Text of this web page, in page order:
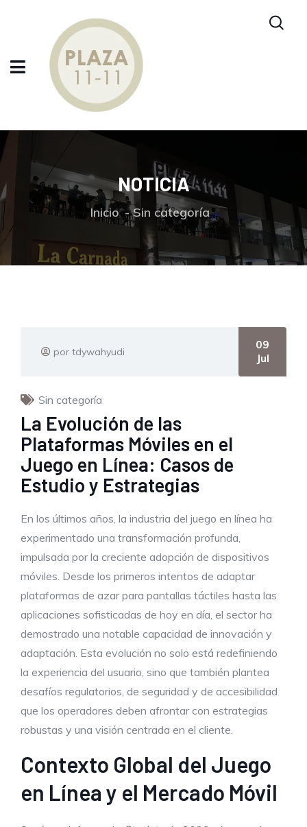
NOTICIA
Inicio Sin categoría
por tdywahyudi
09
Jul
Sin categoría
La Evolución de las
Plataformas Móviles en el
Juego en Línea: Casos de
Estudio y Estrategias
En los últimos años, la industria del juego en línea ha
experimentado una transformación profunda,
impulsada por la creciente adopción de dispositivos
móviles. Desde los primeros intentos de adaptar
plataformas de azar para pantallas táctiles hasta las
aplicaciones sofisticadas de hoy en día, el sector ha
demostrado una notable capacidad de innovación y
adaptación. Esta evolución no solo está redefiniendo
la experiencia del usuario, sino que también plantea
desafíos regulatorios, de seguridad y de accesibilidad
que los operadores deben afrontar con estrategias
robustas y una visión centrada en el cliente.
Contexto Global del Juego
en Línea y el Mercado Móvil